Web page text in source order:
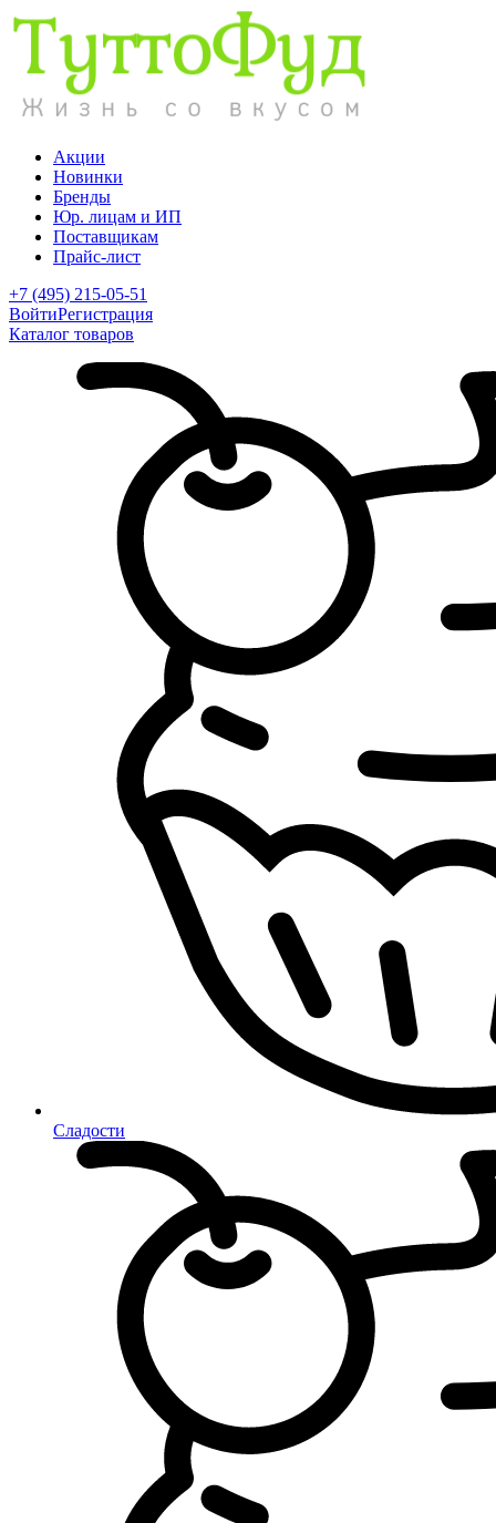
Акции
Новинки
Бренды
Юр. лицам и ИП
Поставщикам
Прайс-лист
+7 (495) 215-05-51
ВойтиРегистрация
Каталог товаров
Сладости